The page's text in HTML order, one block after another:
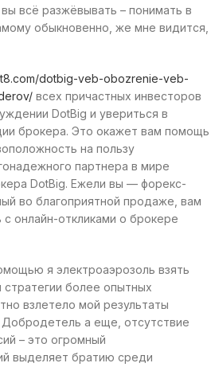
всё разжёвывать – понимать в
обыкновенно, же мне видится,
dotbig-veb-obozrenie-veb-
всех причастных инвесторов
DotBig и увериться в
брокера. Это окажет вам помощь
на пользу
партнера в мире
DotBig. Ежели вы — форекс-
во благоприятной продаже, вам
онлайн-откликами о брокере
я электроаэрозоль взять
стратегии более опытных
взлетело мой результаты
а еще, отсутствие
– это огромный
выделяет братию среди